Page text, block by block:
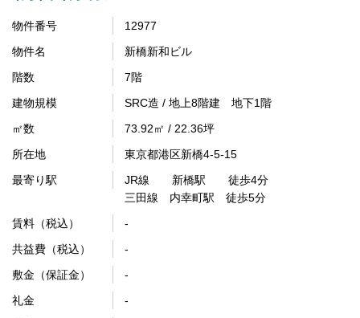
物件番号
12977
物件名
新橋新和ビル
階数
7階
建物規模
SRC造 / 地上8階建 地下1階
㎡数
73.92㎡ / 22.36坪
所在地
東京都港区新橋4-5-15
最寄り駅
JR線 新橋駅 徒歩4分
三田線 内幸町駅 徒歩5分
賃料（税込）
-
共益費（税込）
-
敷金（保証金）
-
礼金
-